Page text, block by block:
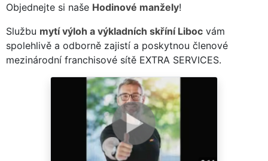
Objednejte si naše Hodinové manžely!
Službu mytí výloh a výkladních skříní Liboc vám
spolehlivě a odborně zajistí a poskytnou členové
mezinárodní franchisové sítě EXTRA SERVICES.